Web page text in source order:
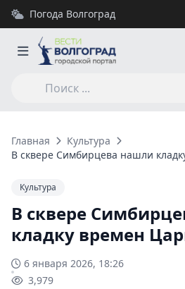
Погода Волгоград
Главная
Культура
В сквере Симбирцева нашли
Культура
В сквере
кладку времен
6 января 2026, 18:26
3,979